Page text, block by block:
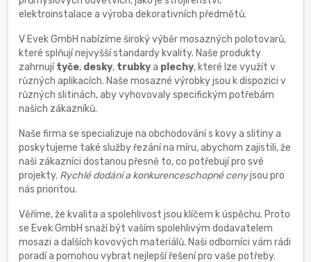
elektroinstalace a výroba dekorativních předmětů.
V Evek GmbH nabízíme široký výběr mosazných polotovarů,
které splňují nejvyšší standardy kvality. Naše produkty
zahrnujítyče, desky, trubkya plechy, které lze využít v
různých aplikacích. Naše mosazné výrobky jsou k dispozici v
různých slitinách, aby vyhovovaly specifickým potřebám
našich zákazníků.
Naše firma se specializuje na obchodování s kovy a slitiny a
poskytujeme také služby řezání na míru, abychom zajistili, že
naši zákazníci dostanou přesně to, co potřebují pro své
projekty. Rychlé dodání a konkurenceschopné cenyjsou pro
nás prioritou.
Věříme, že kvalita a spolehlivost jsou klíčem k úspěchu. Proto
se Evek GmbH snaží být vaším spolehlivým dodavatelem
mosazi a dalších kovových materiálů. Naši odborníci vám rádi
poradí a pomohou vybrat nejlepší řešení pro vaše potřeby.